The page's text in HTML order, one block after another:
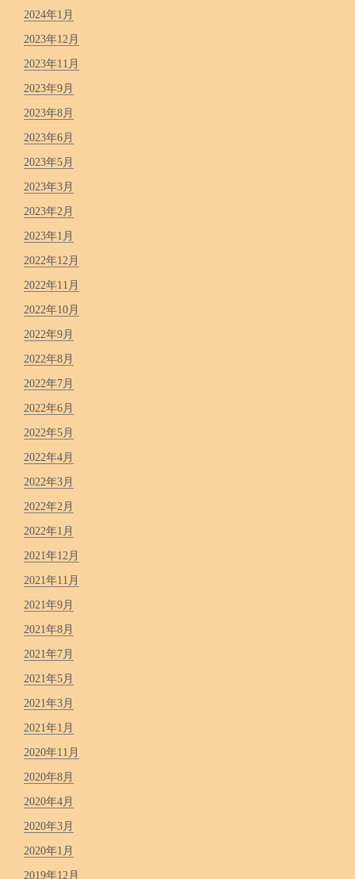
2024年1月
2023年12月
2023年11月
2023年9月
2023年8月
2023年6月
2023年5月
2023年3月
2023年2月
2023年1月
2022年12月
2022年11月
2022年10月
2022年9月
2022年8月
2022年7月
2022年6月
2022年5月
2022年4月
2022年3月
2022年2月
2022年1月
2021年12月
2021年11月
2021年9月
2021年8月
2021年7月
2021年5月
2021年3月
2021年1月
2020年11月
2020年8月
2020年4月
2020年3月
2020年1月
2019年12月